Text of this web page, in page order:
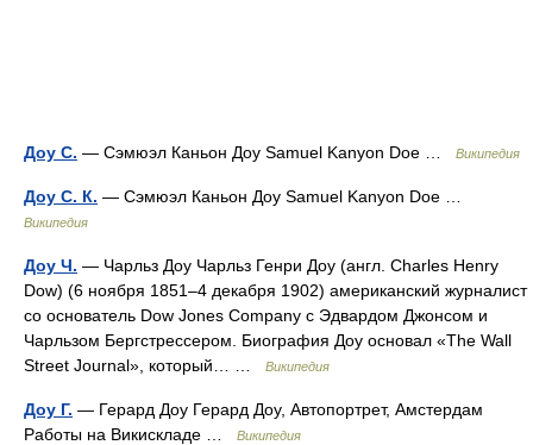
Доу С. — Сэмюэл Каньон Доу Samuel Kanyon Doe … Википедия
Доу С. К. — Сэмюэл Каньон Доу Samuel Kanyon Doe …
Википедия
Доу Ч. — Чарльз Доу Чарльз Генри Доу (англ. Charles Henry
Dow) (6 ноября 1851–4 декабря 1902) американский журналист
со основатель Dow Jones Company с Эдвардом Джонсом и
Чарльзом Бергстрессером. Биография Доу основал «The Wall
Street Journal», который… …
Википедия
Доу Г. — Герард Доу Герард Доу, Автопортрет, Амстердам
Работы на Викискладе …
Википедия